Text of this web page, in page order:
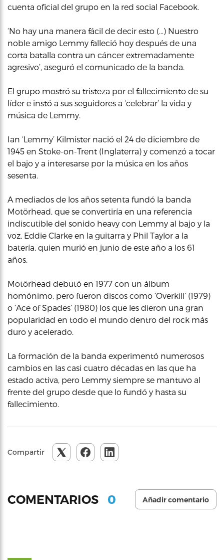
cuenta oficial del grupo en la red social Facebook.
‘No hay una manera fácil de decir esto (…) Nuestro
noble amigo Lemmy falleció hoy después de una
corta batalla contra un cáncer extremadamente
agresivo’, aseguró el comunicado de la banda.
El grupo mostró su tristeza por el fallecimiento de su
líder e instó a sus seguidores a ‘celebrar’ la vida y
música de Lemmy.
Ian ‘Lemmy’ Kilmister nació el 24 de diciembre de
1945 en Stoke-on-Trent (Inglaterra) y comenzó a tocar
el bajo y a interesarse por la música en los años
sesenta.
A mediados de los años setenta fundó la banda
Motörhead, que se convertiría en una referencia
indiscutible del sonido heavy con Lemmy al bajo y la
voz, Eddie Clarke en la guitarra y Phil Taylor a la
batería, quien murió en junio de este año a los 61
años.
Motörhead debutó en 1977 con un álbum
homónimo, pero fueron discos como ‘Overkill’ (1979)
o ‘Ace of Spades’ (1980) los que les dieron una gran
popularidad en todo el mundo dentro del rock más
duro y acelerado.
La formación de la banda experimentó numerosos
cambios en las casi cuatro décadas en las que ha
estado activa, pero Lemmy siempre se mantuvo al
frente del grupo desde que lo fundó y hasta su
fallecimiento.
Compartir
COMENTARIOS 0 Añadir comentario